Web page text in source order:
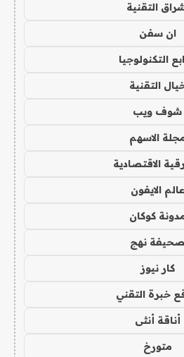
التقنية
ان سفن
التكنولوجيا
التقنية
شوف ويب
الاسهم
الاقتصادية
عالم الايفون
كوكان
صحيفة نهج
كار نيوز
خبرة التقني
أناقة أنثى
متورخ